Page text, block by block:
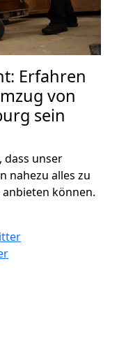
Erfahren
von
sein
dass unser
nahezu alles zu
anbieten können.